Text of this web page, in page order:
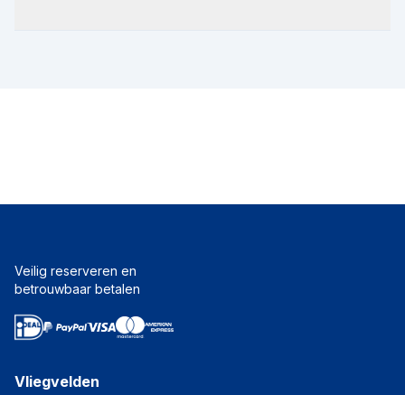
Veilig reserveren en
betrouwbaar betalen
Vliegvelden